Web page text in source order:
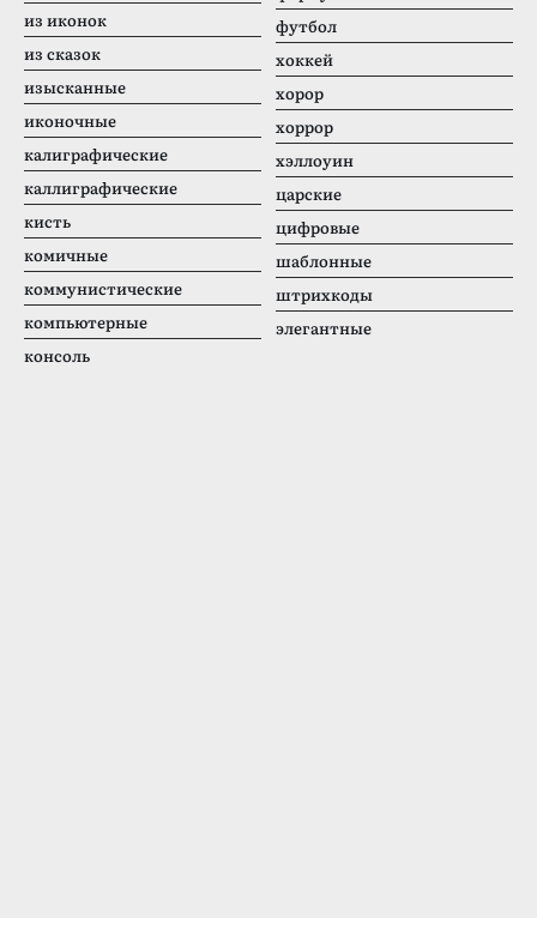
из иконок
из сказок
изысканные
иконочные
калиграфические
каллиграфические
кисть
комичные
коммунистические
компьютерные
консоль
футбол
хоккей
хорор
хоррор
хэллоуин
царские
цифровые
шаблонные
штрихкоды
элегантные